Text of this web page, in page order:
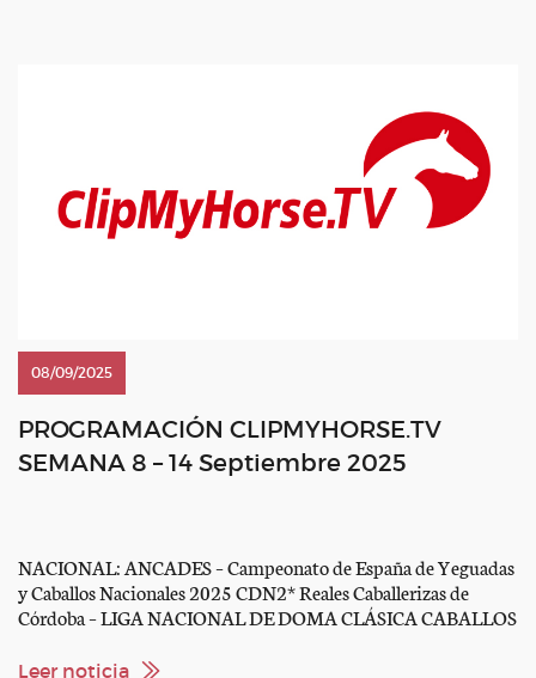
08/09/2025
PROGRAMACIÓN CLIPMYHORSE.TV
SEMANA 8 – 14 Septiembre 2025
NACIONAL: ANCADES – Campeonato de España de Yeguadas
y Caballos Nacionales 2025 CDN2* Reales Caballerizas de
Córdoba – LIGA NACIONAL DE DOMA CLÁSICA CABALLOS
NACIONAL DE DOMA CLÁSICA CABALLOS JÓVENES Y
Leer noticia